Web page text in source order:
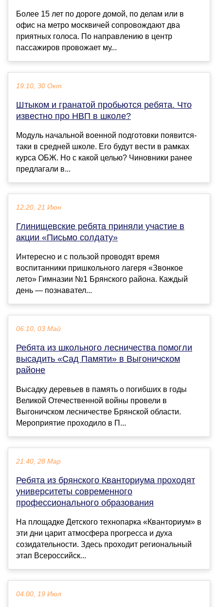
Более 15 лет по дороге домой, по делам или в
офис на метро москвичей сопровождают два
приятных голоса. По направлению в центр
пассажиров провожает му...
19:10, 30 Окт
Штыком и гранатой пробьются ребята. Что
известно про НВП в школе?
Модуль начальной военной подготовки появится-
таки в средней школе. Его будут вести в рамках
курса ОБЖ. Но с какой целью? Чиновники ранее
предлагали в...
12:20, 21 Июн
Глинищевские ребята приняли участие в
акции «Письмо солдату»
Интересно и с пользой проводят время
воспитанники пришкольного лагеря «Звонкое
лето» Гимназии №1 Брянского района. Каждый
день — познавател...
06:10, 03 Май
Ребята из школьного лесничества помогли
высадить «Сад Памяти» в Выгоничском
районе
Высадку деревьев в память о погибших в годы
Великой Отечественной войны провели в
Выгоничском лесничестве Брянской области.
Мероприятие проходило в П...
21:40, 28 Мар
Ребята из брянского Кванториума проходят
университеты современного
профессионального образования
На площадке Детского технопарка «Кванториум» в
эти дни царит атмосфера прогресса и духа
созидательности. Здесь проходит региональный
этап Всероссийск...
04:00, 19 Июл